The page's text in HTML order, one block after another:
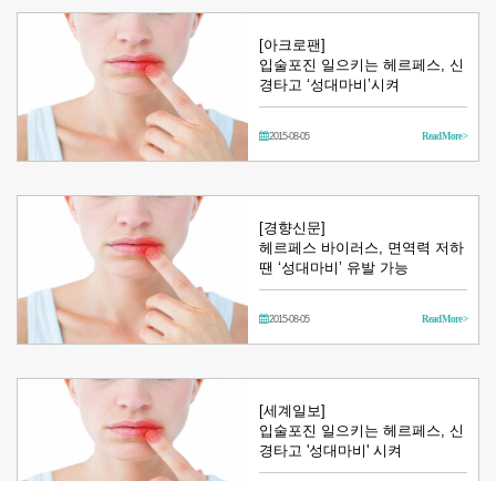
[아크로팬]
입술포진 일으키는 헤르페스, 신
경타고 ‘성대마비’시켜
2015-08-05 Read More >
[경향신문]
헤르페스 바이러스, 면역력 저하
땐 ‘성대마비’ 유발 가능
2015-08-05 Read More >
[세계일보]
입술포진 일으키는 헤르페스, 신
경타고 '성대마비' 시켜